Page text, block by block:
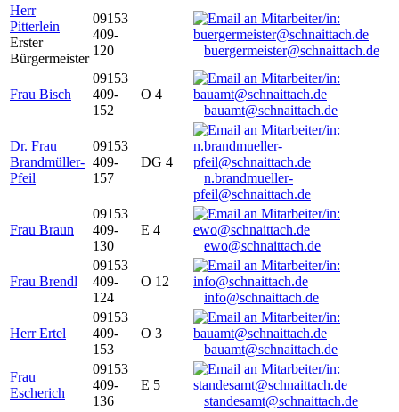
Herr
Pitterlein
Erster
Bürgermeister
09153
409-
120
buergermeister@schnaittach.de
Frau Bisch
09153
409-
152
O 4
bauamt@schnaittach.de
Dr. Frau
Brandmüller-
Pfeil
09153
409-
157
DG 4
n.brandmueller-
pfeil@schnaittach.de
Frau Braun
09153
409-
130
E 4
ewo@schnaittach.de
Frau Brendl
09153
409-
124
O 12
info@schnaittach.de
Herr Ertel
09153
409-
153
O 3
bauamt@schnaittach.de
Frau
Escherich
09153
409-
136
E 5
standesamt@schnaittach.de